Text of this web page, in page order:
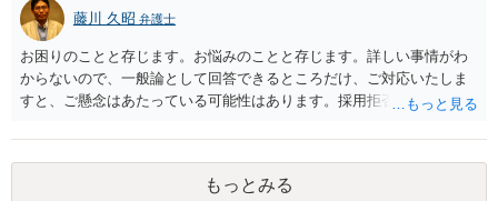
藤川 久昭 弁護士
お困りのことと存じます。お悩みのことと存じます。詳しい事情がわ
からないので、一般論として回答できるところだけ、ご対応いたしま
すと、ご懸念はあたっている可能性はあります。採用拒否、採用内定
の内容が有効にならない可能性はありますし、そもそも契約が無効に
なる可能性はあります。本件は、法的に正確に分析すべき事案です。
素人判断は大いに危険です。法的に正確に分析されたい場合には、労
もっとみる